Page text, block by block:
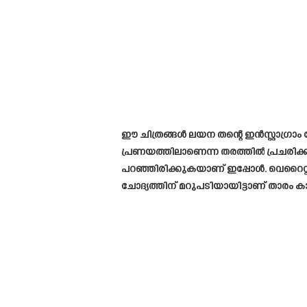
ഈ ചിത്രങ്ങൾ ലയന തന്റെ
പ്രണയത്തിലാണെന്ന തരത്തിൽ
പറഞ്ഞിരിക്കുകയാണ് ഇപ്പോൾ.
ചോദ്യത്തിന് മറുപടിയായിട്ടാണ് താരം